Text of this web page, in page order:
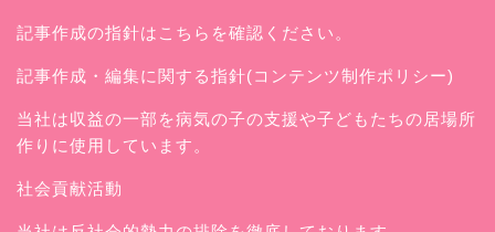
記事作成の指針はこちらを確認ください。
記事作成・編集に関する指針(コンテンツ制作ポリシー)
当社は収益の一部を病気の子の支援や子どもたちの居場所
作りに使用しています。
社会貢献活動